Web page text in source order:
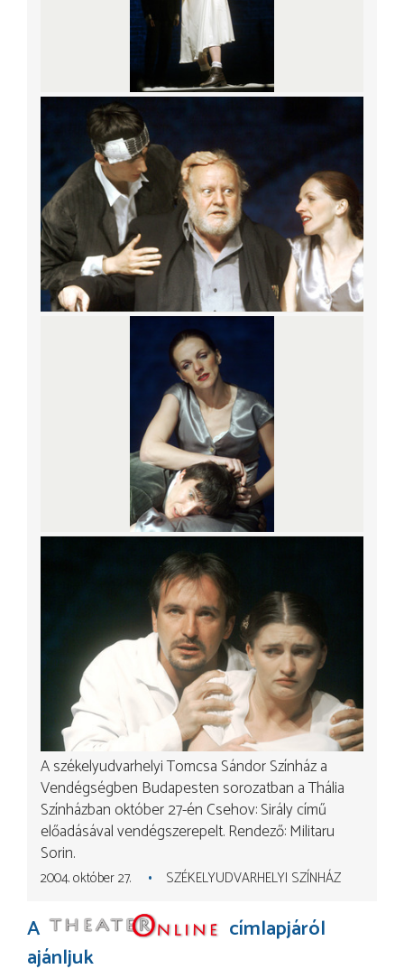
A székelyudvarhelyi Tomcsa Sándor Színház a
Vendégségben Budapesten sorozatban a Thália
Színházban október 27-én Csehov: Sirály című
előadásával vendégszerepelt. Rendező: Militaru
Sorin.
2004. október 27. SZÉKELYUDVARHELYI SZÍNHÁZ
A
címlapjáról
ajánljuk